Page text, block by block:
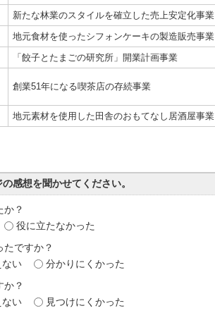
新たな林業のスタイルを確立した売上安定化事業
地元食材を使ったシフォンケーキの製造販売事業
「餃子とたまごの研究所」開業計画事業
創業51年になる喫茶店の存続事業
地元素材を使用した田舎のおもてなし居酒屋事業
感想を聞かせてください。
か？
役に立たなかった
ですか？
ない 分かりにくかった
か？
ない
見つけにくかった